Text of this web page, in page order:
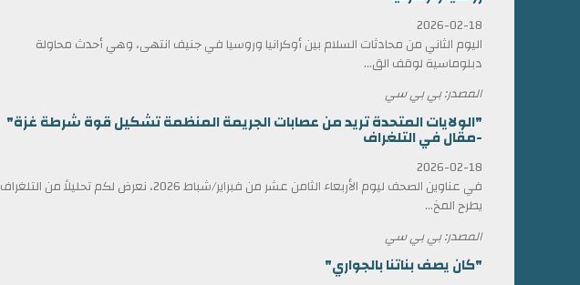
2026-02-18
اليوم الثاني من محادثات السلام بين أوكرانيا وروسيا في جنيف انتهى، وهي أحدث محاولة
دبلوماسية لوقف الق...
المصدر: بي بي سي
"الولايات المتحدة تريد من عصابات الجريمة المنظمة تشكيل قوة شرطة غزة"
-مقال في التلغراف
2026-02-18
في عناوين الصحف ليوم الأربعاء الثامن عشر من فبراير/شباط 2026، نعرض لكم تحليلاً من التلغراف
يطرح المخ...
المصدر: بي بي سي
"كان يصف بناتنا بالجواري"